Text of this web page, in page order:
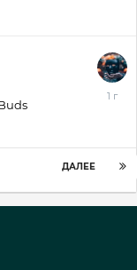
28
ДАЛЕЕ